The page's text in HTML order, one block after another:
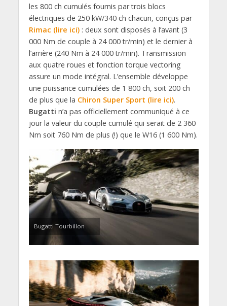
les 800 ch cumulés fournis par trois blocs
électriques de 250 kW/340 ch chacun, conçus par
Rimac (lire ici): deux sont disposés à l’avant (3
000 Nm de couple à 24 000 tr/min) et le dernier à
l’arrière (240 Nm à 24 000 tr/min). Transmission
aux quatre roues et fonction torque vectoring
assure un mode intégral. L’ensemble développe
une puissance cumulées de 1 800 ch, soit 200 ch
de plus que la Chiron Super Sport (lire ici).
Bugatti n’a pas officiellement communiqué à ce
jour la valeur du couple cumulé qui serait de 2 360
Nm soit 760 Nm de plus (!) que le W16 (1 600 Nm).
Bugatti Tourbillon